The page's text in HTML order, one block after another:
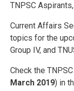
TNPSC Aspirants,
Current Affairs
topics for the
Group IV, and
Check the
March 2019) in